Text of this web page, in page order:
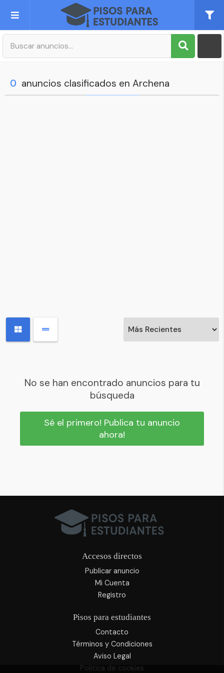
Publica tu Anuncio
0 anuncios clasificados en Archena
No se han encontrado anuncios para tu
búsqueda
Sé el primero! Publica tu anuncio
ahora!
Accesos directos
Publicar anuncio
Mi Cuenta
Registro
Pisos para estudiantes
Contacto
Términos y Condiciones
Aviso Legal
Politica de cookies